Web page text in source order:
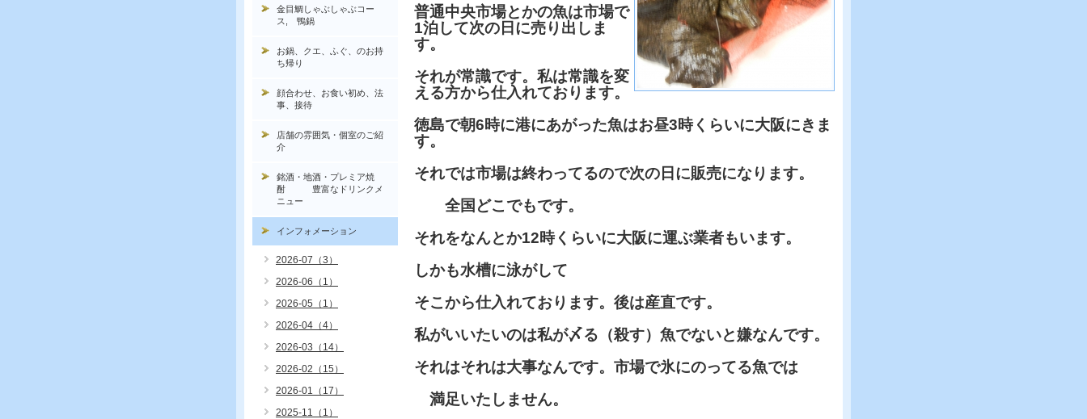
普通中央市場とかの魚は市場で
1泊して次の日に売り出しま
す。
それが常識です。私は常識を変
える方から仕入れております。
徳島で朝6時に港にあがった魚はお昼3時くらいに大阪にきま
す。
それでは市場は終わってるので次の日に販売になります。
全国どこでもです。
それをなんとか12時くらいに大阪に運ぶ業者もいます。
しかも水槽に泳がして
そこから仕入れております。後は産直です。
私がいいたいのは私が〆る（殺す）魚でないと嫌なんです。
それはそれは大事なんです。市場で氷にのってる魚では
満足いたしません。
金目鯛しゃぶしゃぶコー
ス, 鴨鍋
お鍋、クエ、ふぐ、のお持
ち帰り
顔合わせ、お食い初め、法
事、接待
店舗の雰囲気・個室のご紹
介
銘酒・地酒・プレミア焼
酎 豊富なドリンクメ
ニュー
インフォメーション
2026-07（3）
2026-06（1）
2026-05（1）
2026-04（4）
2026-03（14）
2026-02（15）
2026-01（17）
2025-11（1）